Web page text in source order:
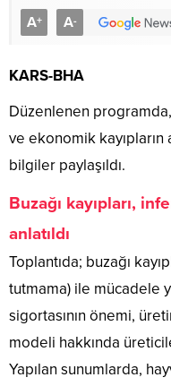
A+ A-
KARS-BHA
Düzenlenen
ve ekonomik kayıpların
bilgiler paylaşıldı.
Buzağı kayıpları,
anlatıldı
Toplantıda; buzağı
tutmama) ile mücadele
sigortasının önemi,
modeli hakkında
Yapılan sunumlarda,